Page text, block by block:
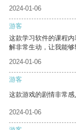
2024-01-06
游客
这款学习软件的课程
解非常生动，让我能够
2024-01-06
游客
这款游戏的剧情非常感
2024-01-06